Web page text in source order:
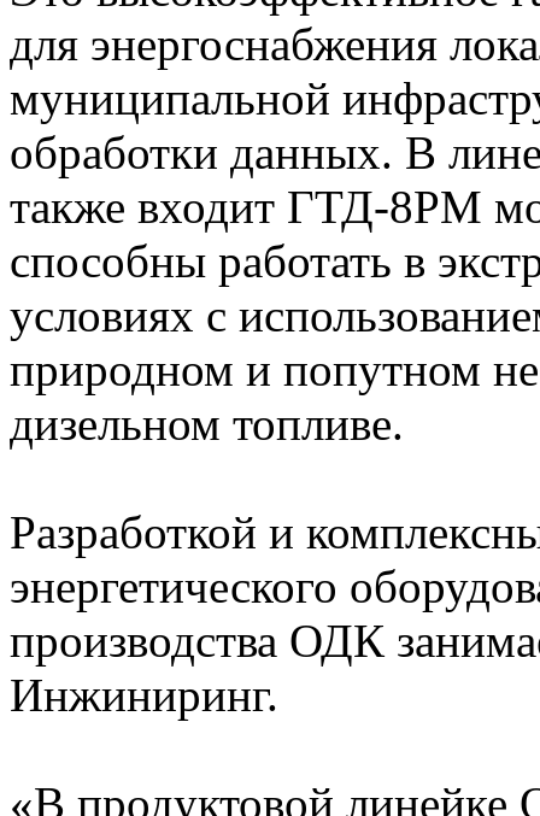
для энергоснабжения
муниципальной
обработки данных. В
также входит ГТД-8РМ
способны работать в
условиях с
природном и попутном
дизельном топливе.
Разработкой и
энергетического
производства ОДК
Инжиниринг.
«В продуктовой линейке